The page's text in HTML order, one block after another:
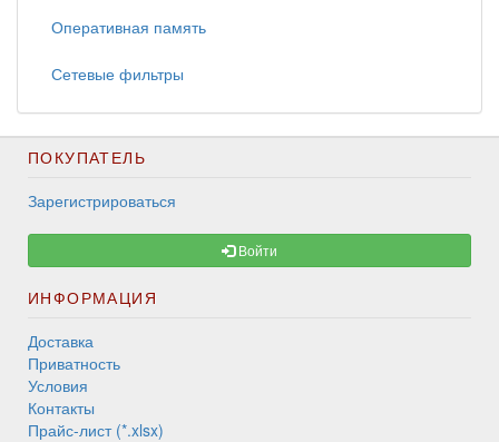
Оперативная память
Сетевые фильтры
ПОКУПАТЕЛЬ
Зарегистрироваться
Войти
ИНФОРМАЦИЯ
Доставка
Приватность
Условия
Контакты
Прайс-лист (*.xlsx)